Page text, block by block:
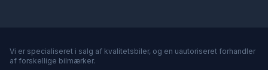
Vi er specialiseret i salg af kvalitetsbiler, og en uautoriseret forhandler
af forskellige bilmærker.